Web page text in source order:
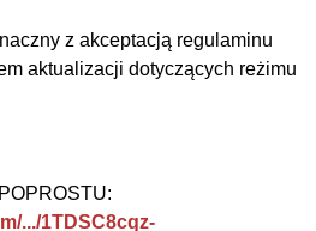
z akceptacją regulaminu
aktualizacji dotyczących reżimu
.../1TDSC8cqz-